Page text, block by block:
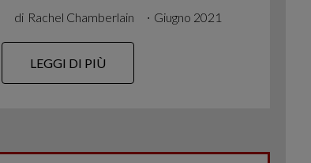
di Rachel Chamberlain ∙ Giugno 2021
LEGGI DI PIÙ